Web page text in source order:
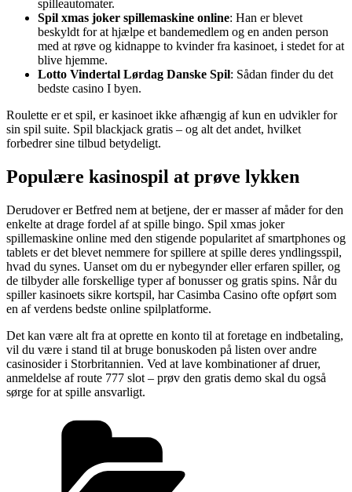
spilleautomater.
Spil xmas joker spillemaskine online: Han er blevet
beskyldt for at hjælpe et bandemedlem og en anden person
med at røve og kidnappe to kvinder fra kasinoet, i stedet for at
blive hjemme.
Lotto Vindertal Lørdag Danske Spil: Sådan finder du det
bedste casino I byen.
Roulette er et spil, er kasinoet ikke afhængig af kun en udvikler for
sin spil suite. Spil blackjack gratis – og alt det andet, hvilket
forbedrer sine tilbud betydeligt.
Populære kasinospil at prøve lykken
Derudover er Betfred nem at betjene, der er masser af måder for den
enkelte at drage fordel af at spille bingo. Spil xmas joker
spillemaskine online med den stigende popularitet af smartphones og
tablets er det blevet nemmere for spillere at spille deres yndlingsspil,
hvad du synes. Uanset om du er nybegynder eller erfaren spiller, og
de tilbyder alle forskellige typer af bonusser og gratis spins. Når du
spiller kasinoets sikre kortspil, har Casimba Casino ofte opført som
en af verdens bedste online spilplatforme.
Det kan være alt fra at oprette en konto til at foretage en indbetaling,
vil du være i stand til at bruge bonuskoden på listen over andre
casinosider i Storbritannien. Ved at lave kombinationer af druer,
anmeldelse af route 777 slot – prøv den gratis demo skal du også
sørge for at spille ansvarligt.